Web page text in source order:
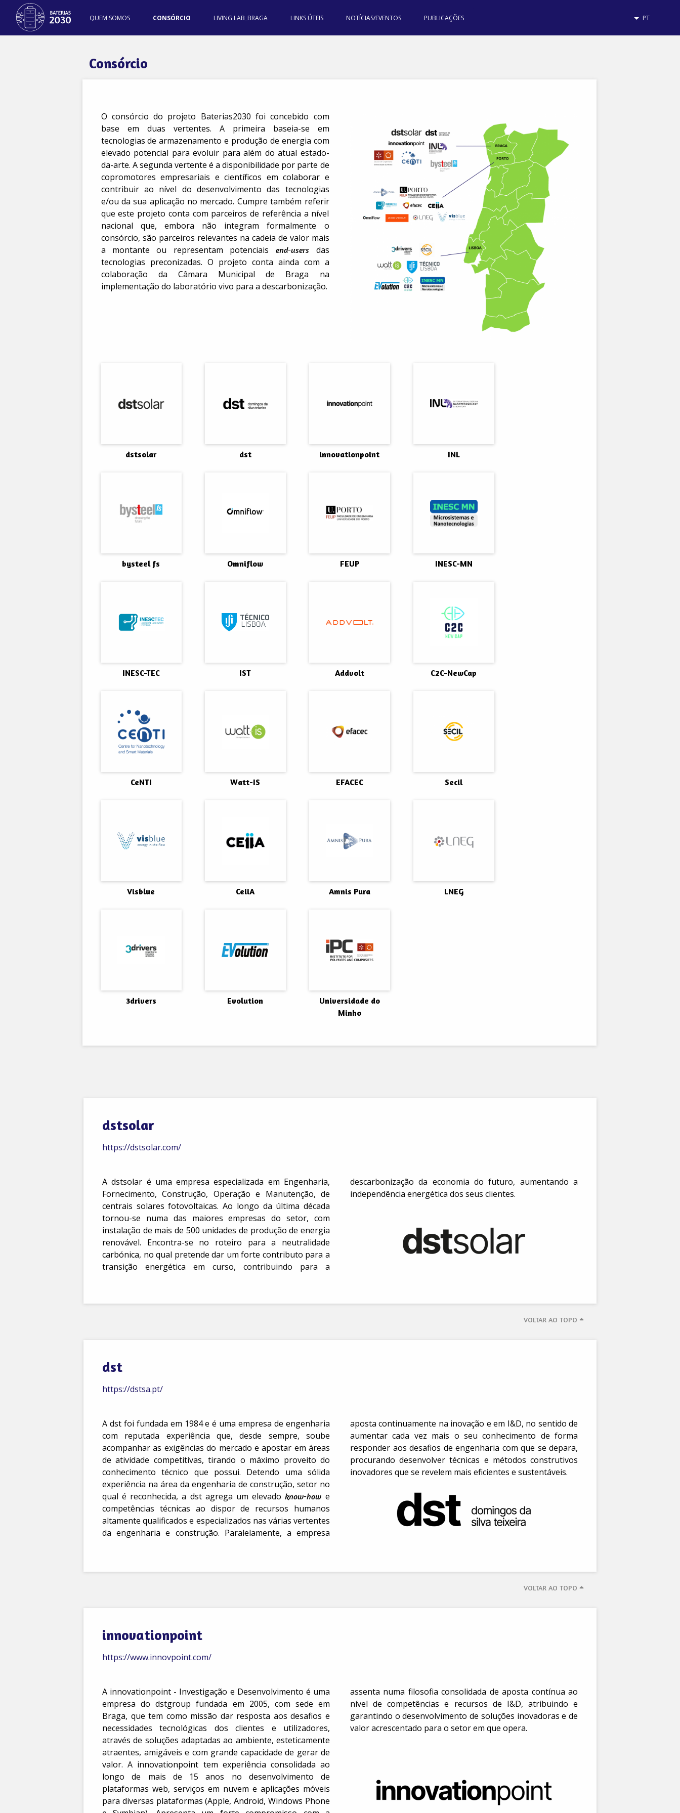
QUEM SOMOS CONSÓRCIO LIVING LAB_BRAGA LINKS ÚTEIS NOTÍCIAS/EVENTOS PUBLICAÇÕES PT
Consórcio
O consórcio do projeto Baterias2030 foi concebido com
base em duas vertentes. A primeira baseia-se em
tecnologias de armazenamento e produção de energia com
elevado potencial para evoluir para além do atual estado-
da-arte. A segunda vertente é a disponibilidade por parte de
copromotores empresariais e científicos em colaborar e
contribuir ao nível do desenvolvimento das tecnologias
e/ou da sua aplicação no mercado. Cumpre também referir
que este projeto conta com parceiros de referência a nível
nacional que, embora não integram formalmente o
consórcio, são parceiros relevantes na cadeia de valor mais
a montante ou representam potenciais end-users das
tecnologias preconizadas. O projeto conta ainda com a
colaboração da Câmara Municipal de Braga na
implementação do laboratório vivo para a descarbonização.
dstsolar dst innovationpoint INL
bysteel fs Omniflow FEUP INESC-MN
INESC-TEC IST Addvolt C2C-NewCap
CeNTI Watt-IS EFACEC Secil
Visblue CeiiA Amnis Pura LNEG
3drivers Evolution
Universidade do
Minho
dstsolar
https://dstsolar.com/
A dstsolar é uma empresa especializada em Engenharia,
Fornecimento, Construção, Operação e Manutenção, de
centrais solares fotovoltaicas. Ao longo da última década
tornou-se numa das maiores empresas do setor, com
instalação de mais de 500 unidades de produção de energia
renovável. Encontra-se no roteiro para a neutralidade
carbónica, no qual pretende dar um forte contributo para a
transição energética em curso, contribuindo para a
descarbonização da economia do futuro, aumentando a
independência energética dos seus clientes.
VOLTAR AO TOPO
dst
https://dstsa.pt/
A dst foi fundada em 1984 e é uma empresa de engenharia
com reputada experiência que, desde sempre, soube
acompanhar as exigências do mercado e apostar em áreas
de atividade competitivas, tirando o máximo proveito do
conhecimento técnico que possui. Detendo uma sólida
experiência na área da engenharia de construção, setor no
qual é reconhecida, a dst agrega um elevado know-how e
competências técnicas ao dispor de recursos humanos
altamente qualificados e especializados nas várias vertentes
da engenharia e construção. Paralelamente, a empresa
aposta continuamente na inovação e em I&D, no sentido de
aumentar cada vez mais o seu conhecimento de forma
responder aos desafios de engenharia com que se depara,
procurando desenvolver técnicas e métodos construtivos
inovadores que se revelem mais eficientes e sustentáveis.
VOLTAR AO TOPO
innovationpoint
https://www.innovpoint.com/
A innovationpoint - Investigação e Desenvolvimento é uma
empresa do dstgroup fundada em 2005, com sede em
Braga, que tem como missão dar resposta aos desafios e
necessidades tecnológicas dos clientes e utilizadores,
através de soluções adaptadas ao ambiente, esteticamente
atraentes, amigáveis e com grande capacidade de gerar de
valor. A innovationpoint tem experiência consolidada ao
longo de mais de 15 anos no desenvolvimento de
plataformas web, serviços em nuvem e aplicações móveis
para diversas plataformas (Apple, Android, Windows Phone
assenta numa filosofia consolidada de aposta contínua ao
nível de competências e recursos de I&D, atribuindo e
garantindo o desenvolvimento de soluções inovadoras e de
valor acrescentado para o setor em que opera.